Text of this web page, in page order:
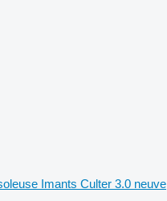
Imants Culter 3.0 neuve